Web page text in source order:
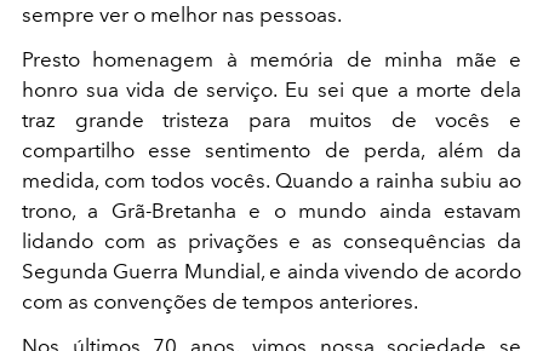
sempre ver o melhor nas pessoas.
Presto homenagem à memória de minha mãe e
honro sua vida de serviço. Eu sei que a morte dela
traz grande tristeza para muitos de vocês e
compartilho esse sentimento de perda, além da
medida, com todos vocês. Quando a rainha subiu ao
trono, a Grã-Bretanha e o mundo ainda estavam
lidando com as privações e as consequências da
Segunda Guerra Mundial, e ainda vivendo de acordo
com as convenções de tempos anteriores.
Nos últimos 70 anos, vimos nossa sociedade se